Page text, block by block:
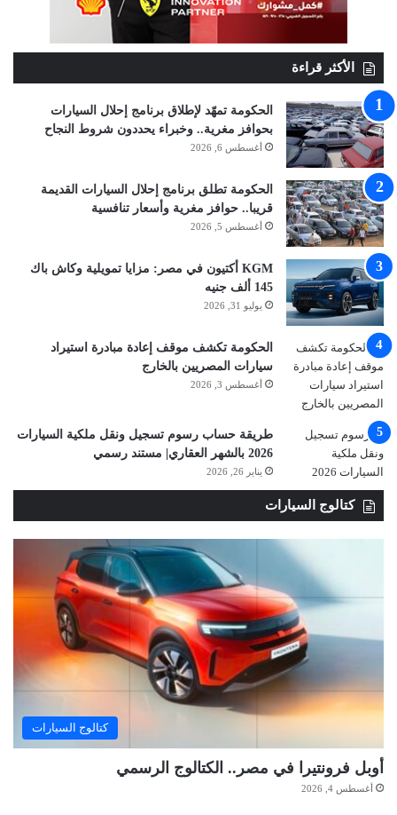
الأكثر قراءة
الحكومة تمهّد لإطلاق برنامج إحلال السيارات
بحوافز مغرية.. وخبراء يحددون شروط النجاح
أغسطس 6, 2026
الحكومة تطلق برنامج إحلال السيارات القديمة
قريبا.. حوافز مغرية وأسعار تنافسية
أغسطس 5, 2026
KGM أكتيون في مصر: مزايا تمويلية وكاش باك
145 ألف جنيه
يوليو 31, 2026
الحكومة تكشف موقف إعادة مبادرة استيراد
سيارات المصريين بالخارج
أغسطس 3, 2026
طريقة حساب رسوم تسجيل ونقل ملكية السيارات
2026 بالشهر العقاري| مستند رسمي
يناير 26, 2026
كتالوج السيارات
كتالوج السيارات
أوبل فرونتيرا في مصر.. الكتالوج الرسمي
أغسطس 4, 2026